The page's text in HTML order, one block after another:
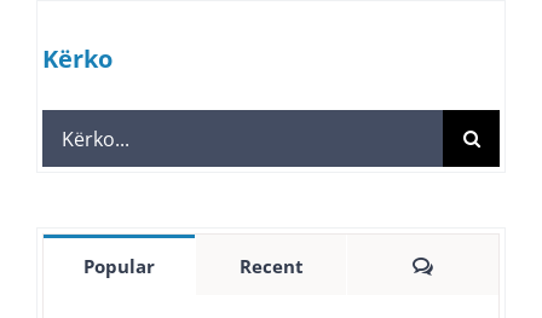
Kërko
Search
for:
Popular Recent Comments